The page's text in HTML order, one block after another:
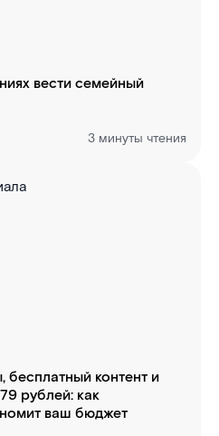
вести семейный
3 минуты чтения
контент и
рублей: как
ваш бюджет